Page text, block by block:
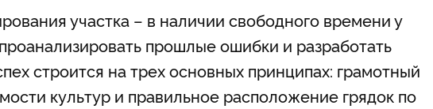
участка – в наличии свободного времени у
прошлые ошибки и разработать
строится на трех основных принципах: грамотный
культур и правильное расположение грядок по